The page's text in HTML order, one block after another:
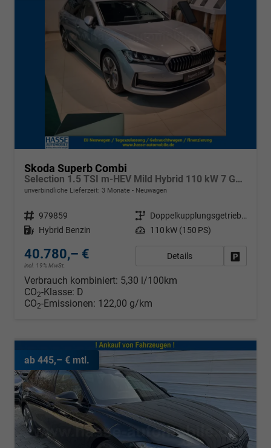
Skoda Superb Combi
Selection 1.5 TSI m-HEV Mild Hybrid 110 kW 7 Gang DSG
unverbindliche Lieferzeit: 3 Monate Neuwagen
Fahrzeugnr. 979859 Getriebe
Doppelkupplungsgetriebe (DSG)
Kraftstoff Hybrid Benzin Leistung 110 kW (150 PS)
40.780,– €
incl. 19% MwSt.
Details
Verbrauch kombiniert: 5,30 l/100km
CO2-Klasse: D
CO2-Emissionen: 122,00 g/km
ab 445,– € mtl.